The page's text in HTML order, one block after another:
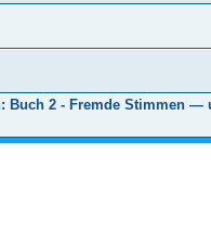
Buch 2 - Fremde Stimmen —